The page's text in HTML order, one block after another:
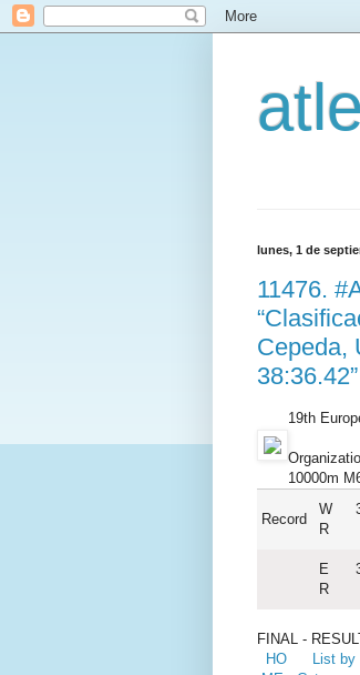
lunes, 1 de
11476.
Cepeda,
38:36.42”
19th
10000m
Record
W
R
E
R
FINAL -
HO
List by